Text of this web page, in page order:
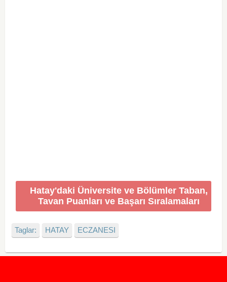
Hatay'daki Üniversite ve Bölümler Taban,
Tavan Puanları ve Başarı Sıralamaları
Taglar: HATAY ECZANESI